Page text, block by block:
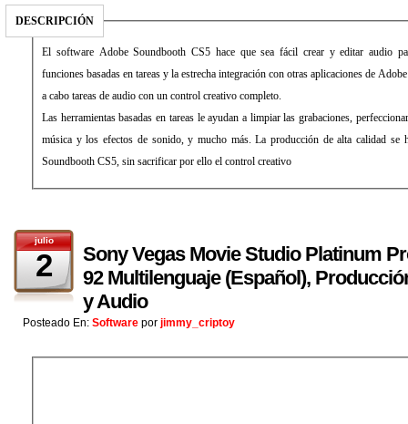
DESCRIPCIÓN
El software Adobe Soundbooth CS5 hace que sea fácil crear y editar audio
funciones basadas en tareas y la estrecha integración con otras aplicaciones de
a cabo tareas de audio con un control creativo completo.
Las herramientas basadas en tareas le ayudan a limpiar las grabaciones,
música y los efectos de sonido, y mucho más. La producción de alta calidad se
Soundbooth CS5, sin sacrificar por ello el control creativo
julio
2
Sony Vegas Movie Studio Platinum
92 Multilenguaje (Español),
y Audio
Posteado En: Software por jimmy_criptoy